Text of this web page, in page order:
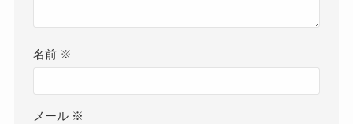
名前 ※
メール ※